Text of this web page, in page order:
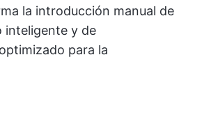
la introducción manual de
inteligente y de
para la